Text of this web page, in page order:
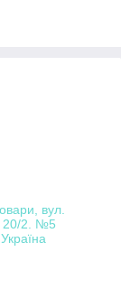
вул.
20/2. №5